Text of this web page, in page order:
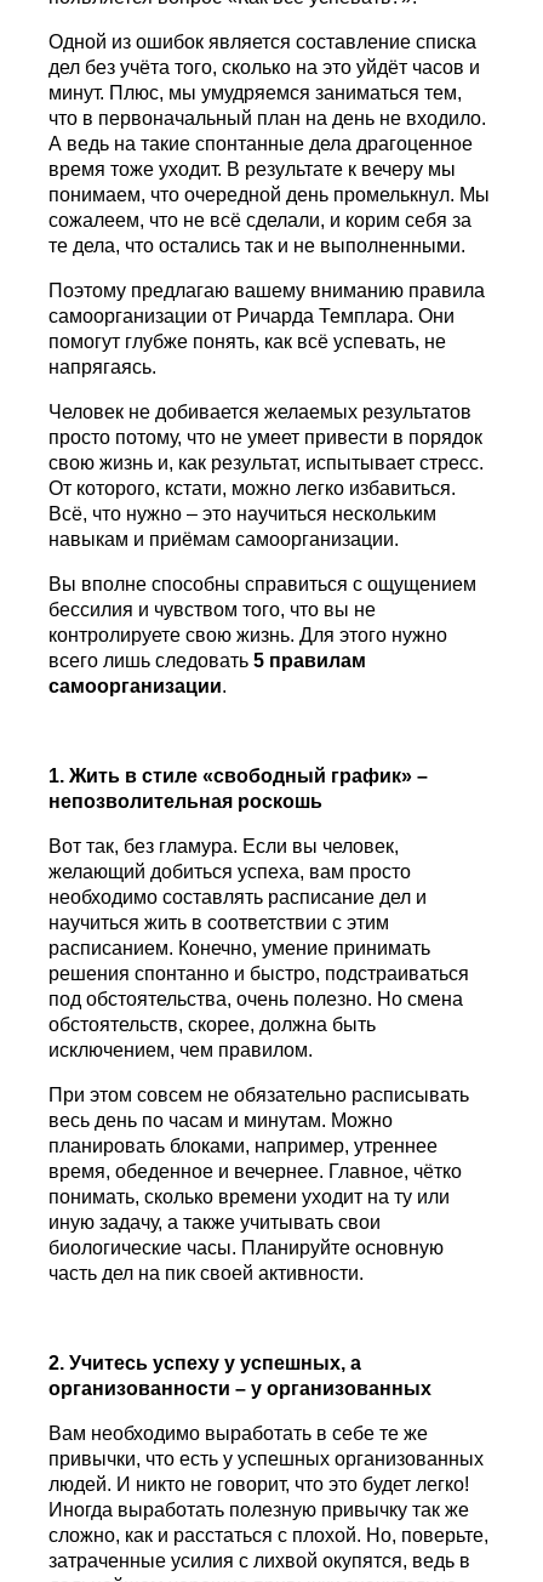
Одной из ошибок является составление списка
дел без учёта того, сколько на это уйдёт часов и
минут. Плюс, мы умудряемся заниматься тем,
что в первоначальный план на день не входило.
А ведь на такие спонтанные дела драгоценное
время тоже уходит. В результате к вечеру мы
понимаем, что очередной день промелькнул. Мы
сожалеем, что не всё сделали, и корим себя за
те дела, что остались так и не выполненными.
Поэтому предлагаю вашему вниманию правила
самоорганизации от Ричарда Темплара. Они
помогут глубже понять, как всё успевать, не
напрягаясь.
Человек не добивается желаемых результатов
просто потому, что не умеет привести в порядок
свою жизнь и, как результат, испытывает стресс.
От которого, кстати, можно легко избавиться.
Всё, что нужно – это научиться нескольким
навыкам и приёмам самоорганизации.
Вы вполне способны справиться с ощущением
бессилия и чувством того, что вы не
контролируете свою жизнь. Для этого нужно
всего лишь следовать5 правилам
самоорганизации.
1. Жить в стиле «свободный график» –
непозволительная роскошь
Вот так, без гламура. Если вы человек,
желающий добиться успеха, вам просто
необходимо составлять расписание дел и
научиться жить в соответствии с этим
расписанием. Конечно, умение принимать
решения спонтанно и быстро, подстраиваться
под обстоятельства, очень полезно. Но смена
обстоятельств, скорее, должна быть
исключением, чем правилом.
При этом совсем не обязательно расписывать
весь день по часам и минутам. Можно
планировать блоками, например, утреннее
время, обеденное и вечернее. Главное, чётко
понимать, сколько времени уходит на ту или
иную задачу, а также учитывать свои
биологические часы. Планируйте основную
часть дел на пик своей активности.
2. Учитесь успеху у успешных, а
организованности – у организованных
Вам необходимо выработать в себе те же
привычки, что есть у успешных организованных
людей. И никто не говорит, что это будет легко!
Иногда выработать полезную привычку так же
сложно, как и расстаться с плохой. Но, поверьте,
затраченные усилия с лихвой окупятся, ведь в